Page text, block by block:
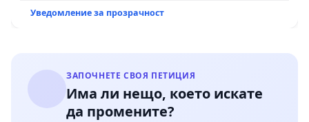
Уведомление за прозрачност
ЗАПОЧНЕТЕ СВОЯ ПЕТИЦИЯ
Има ли нещо, което искате
да промените?